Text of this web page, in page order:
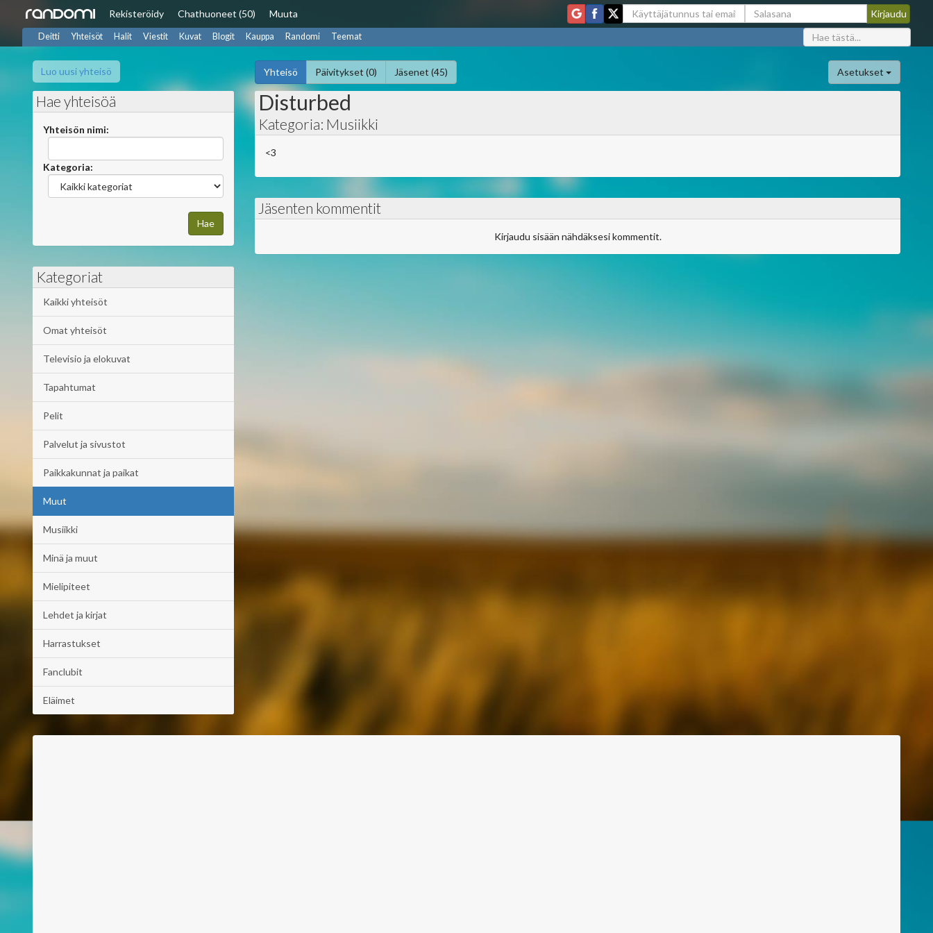
Rekisteröidy Chathuoneet (50) Muuta
Deitti Yhteisöt Halit Viestit Kuvat Blogit Kauppa Randomi Teemat
Luo uusi yhteisö Yhteisö Päivitykset (0) Jäsenet (45) Asetukset
Hae yhteisöä
Yhteisön nimi:
Kategoria:
Kategoriat
Kaikki yhteisöt
Omat yhteisöt
Televisio ja elokuvat
Tapahtumat
Pelit
Palvelut ja sivustot
Paikkakunnat ja paikat
Muut
Musiikki
Minä ja muut
Mielipiteet
Lehdet ja kirjat
Harrastukset
Fanclubit
Eläimet
Disturbed
Kategoria: Musiikki
<3
Jäsenten kommentit
Kirjaudu sisään nähdäksesi kommentit.